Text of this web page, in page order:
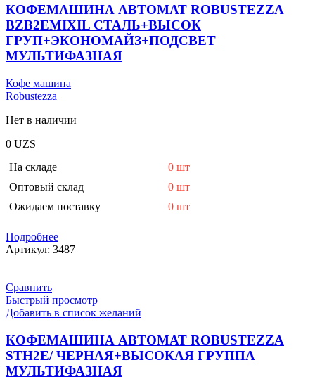
КОФЕМАШИНА АВТОМАТ ROBUSTEZZA
BZB2EMIXIL СТАЛЬ+ВЫСОК
ГРУП+ЭКОНОМАЙЗ+ПОДСВЕТ
МУЛЬТИФАЗНАЯ
Кофе машина
Robustezza
Нет в наличии
0 UZS
На складе
0 шт
Оптовый склад
0 шт
Ожидаем поставку
0 шт
Подробнее
Артикул: 3487
Сравнить
Быстрый просмотр
Добавить в список желаний
КОФЕМАШИНА АВТОМАТ ROBUSTEZZA
STH2E/ ЧЕРНАЯ+ВЫСОКАЯ ГРУППА
МУЛЬТИФАЗНАЯ